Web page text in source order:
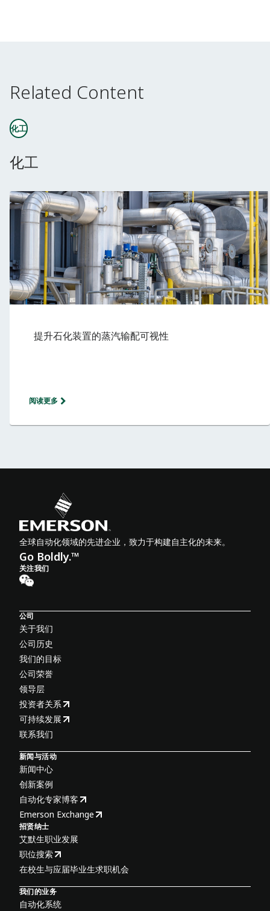
Related Content
化工
化工
提升石化装置的蒸汽输配可视性
阅读更多
全球自动化领域的先进企业，致力于构建自主化的未来。
Go Boldly.™
关注我们
公司
关于我们
公司历史
我们的目标
公司荣誉
领导层
投资者关系
可持续发展
联系我们
新闻与活动
新闻中心
创新案例
自动化专家博客
Emerson Exchange
招贤纳士
艾默生职业发展
职位搜索
在校生与应届毕业生求职机会
我们的业务
自动化系统